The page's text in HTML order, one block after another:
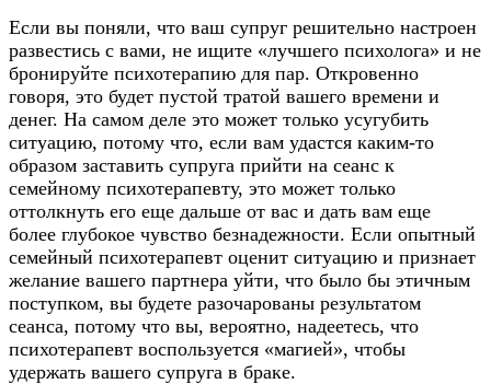
Если вы поняли, что ваш супруг решительно настроен
развестись с вами, не ищите «лучшего психолога» и не
бронируйте психотерапию для пар. Откровенно
говоря, это будет пустой тратой вашего времени и
денег. На самом деле это может только усугубить
ситуацию, потому что, если вам удастся каким-то
образом заставить супруга прийти на сеанс к
семейному психотерапевту, это может только
оттолкнуть его еще дальше от вас и дать вам еще
более глубокое чувство безнадежности. Если опытный
семейный психотерапевт оценит ситуацию и признает
желание вашего партнера уйти, что было бы этичным
поступком, вы будете разочарованы результатом
сеанса, потому что вы, вероятно, надеетесь, что
психотерапевт воспользуется «магией», чтобы
удержать вашего супруга в браке.